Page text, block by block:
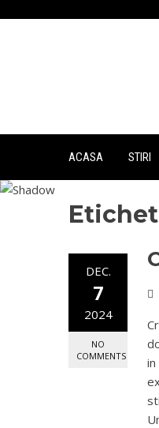
ACASA STIRI
DEC.
7
2024
NO
COMMENTS